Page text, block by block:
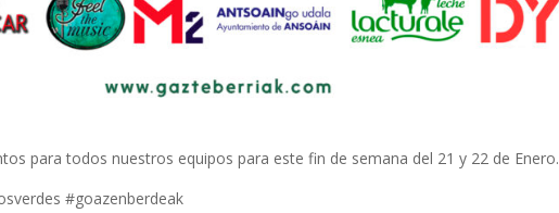
para todos nuestros equipos para este fin de semana del 21 y 22 de Enero.
#goazenberdeak